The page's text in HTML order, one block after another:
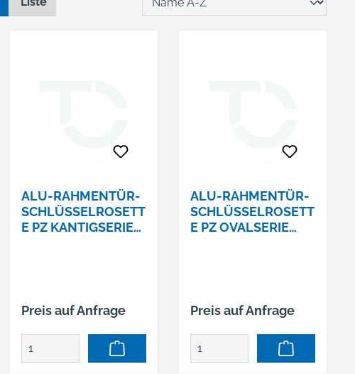
ALU-RAHMENTÜR-
SCHLÜSSELROSETT
E PZ KANTIGSERIE
Preis auf Anfrage
ALU-RAHMENTÜR-
SCHLÜSSELROSETT
E PZ OVALSERIE
Preis auf Anfrage